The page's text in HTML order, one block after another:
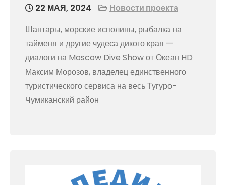
22 МАЯ, 2024
Новости проекта
Шантары, морские исполины, рыбалка на
тайменя и другие чудеса дикого края —
диалоги на Moscow Dive Show от Океан HD
Максим Морозов, владелец единственного
туристического сервиса на весь Тугуро-
Чумиканский район